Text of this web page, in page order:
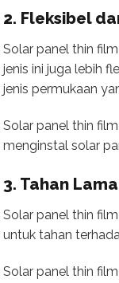
2. Fleksibel
Solar panel thin
jenis ini juga lebih
jenis permukaan
Solar panel thin
menginstal solar
3. Tahan
Solar panel thin
untuk tahan
Solar panel thin